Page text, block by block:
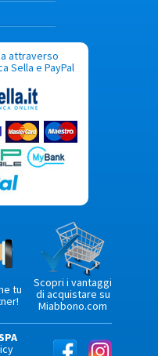
attraverso
Sella e PayPal
tu
Scopri i vantaggi
di acquistare su
Miabbono.com